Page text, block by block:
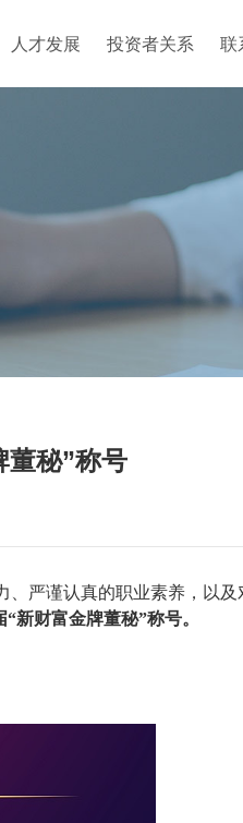
人才发展 投资者关系 联
董秘”称号
严谨认真的职业素养，以及
“新财富金牌董秘”称号。